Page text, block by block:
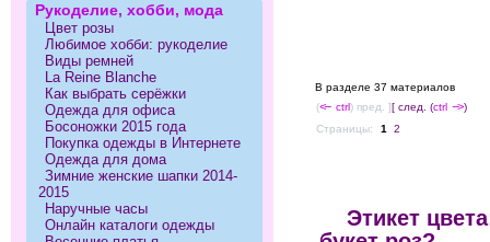
В разделе 37 материалов
(<-- ctrl) пред. ][ след. (ctrl --> )
Страницы:
1 2
Этикет
Рукоделие, хобби, мода
Цвет розы
Любимое хобби: рукоделие
Виды ремней
La Reine Blanche
Как выбрать серёжки
Одежда для офиса
Босоножки 2015 года
Покупка одежды в Интернете
Одежда для дома
Зимние женские шапки 2014-
2015
Наручные часы
Онлайн каталоги одежды